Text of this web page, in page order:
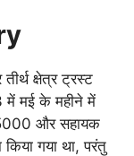
क्षेत्र ट्रस्ट
में मई के महीने में
और सहायक
गया था, परंतु